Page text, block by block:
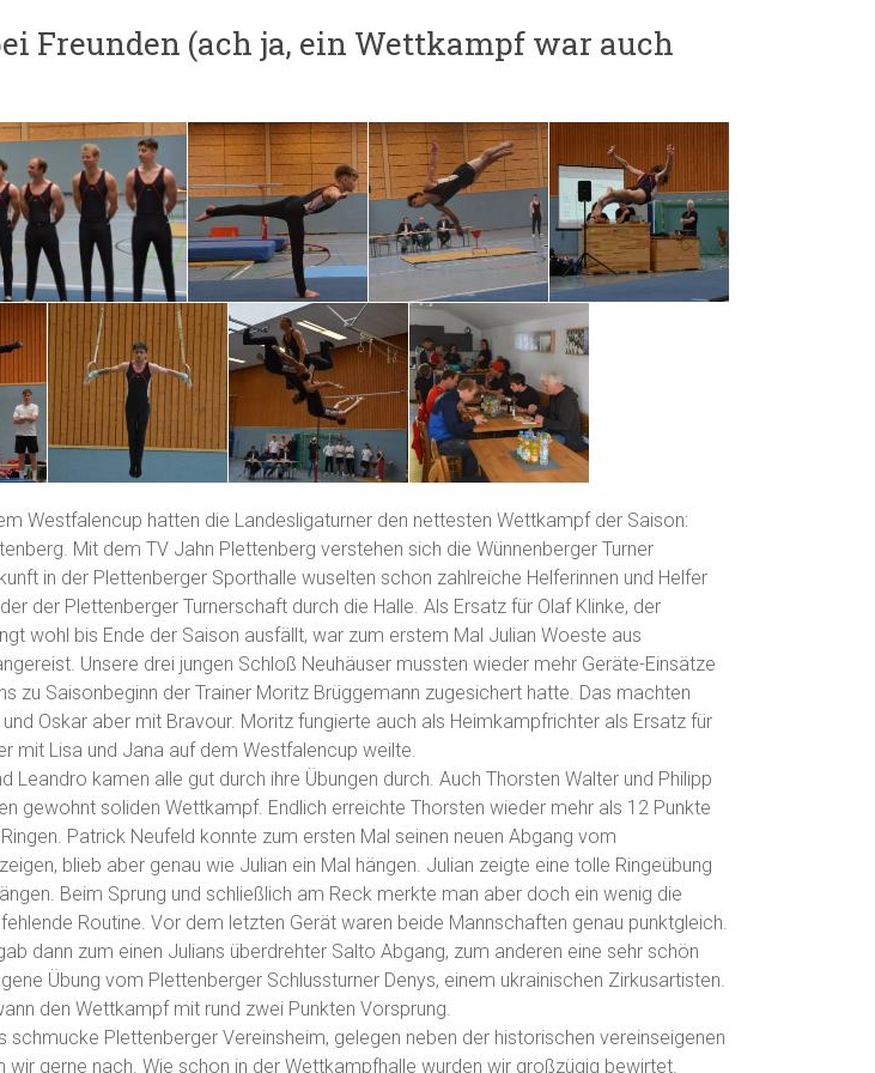
Freunden (ach ja, ein Wettkampf war auch
Westfalencup hatten die Landesligaturner den nettesten Wettkampf der Saison:
Mit dem TV Jahn Plettenberg verstehen sich die Wünnenberger Turner
in der Plettenberger Sporthalle wuselten schon zahlreiche Helferinnen und Helfer
der Plettenberger Turnerschaft durch die Halle. Als Ersatz für Olaf Klinke, der
wohl bis Ende der Saison ausfällt, war zum erstem Mal Julian Woeste aus
Unsere drei jungen Schloß Neuhäuser mussten wieder mehr Geräte-Einsätze
zu Saisonbeginn der Trainer Moritz Brüggemann zugesichert hatte. Das machten
Oskar aber mit Bravour. Moritz fungierte auch als Heimkampfrichter als Ersatz für
mit Lisa und Jana auf dem Westfalencup weilte.
Leandro kamen alle gut durch ihre Übungen durch. Auch Thorsten Walter und Philipp
gewohnt soliden Wettkampf. Endlich erreichte Thorsten wieder mehr als 12 Punkte
Patrick Neufeld konnte zum ersten Mal seinen neuen Abgang vom
blieb aber genau wie Julian ein Mal hängen. Julian zeigte eine tolle Ringeübung
Beim Sprung und schließlich am Reck merkte man aber doch ein wenig die
Routine. Vor dem letzten Gerät waren beide Mannschaften genau punktgleich.
dann zum einen Julians überdrehter Salto Abgang, zum anderen eine sehr schön
Übung vom Plettenberger Schlussturner Denys, einem ukrainischen Zirkusartisten.
den Wettkampf mit rund zwei Punkten Vorsprung.
schmucke Plettenberger Vereinsheim, gelegen neben der historischen vereinseigenen
wir gerne nach. Wie schon in der Wettkampfhalle wurden wir großzügig bewirtet.